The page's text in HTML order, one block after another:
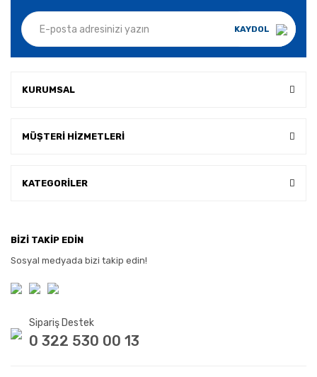
KAYDOL
KURUMSAL
MÜŞTERİ HİZMETLERİ
KATEGORİLER
BİZİ TAKİP EDİN
Sosyal medyada bizi takip edin!
Sipariş Destek
0 322 530 00 13